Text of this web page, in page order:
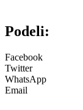
Podeli:
Facebook
Twitter
WhatsApp
Email